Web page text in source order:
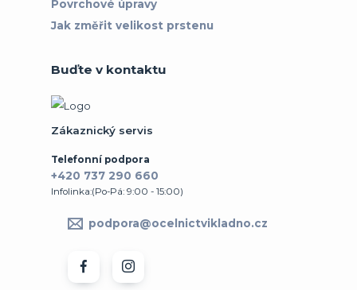
Povrchové úpravy
Jak změřit velikost prstenu
Buďte v kontaktu
Zákaznický servis
Telefonní podpora
+420 737 290 660
Infolinka:(Po-Pá: 9:00 - 15:00)
podpora@ocelnictvikladno.cz